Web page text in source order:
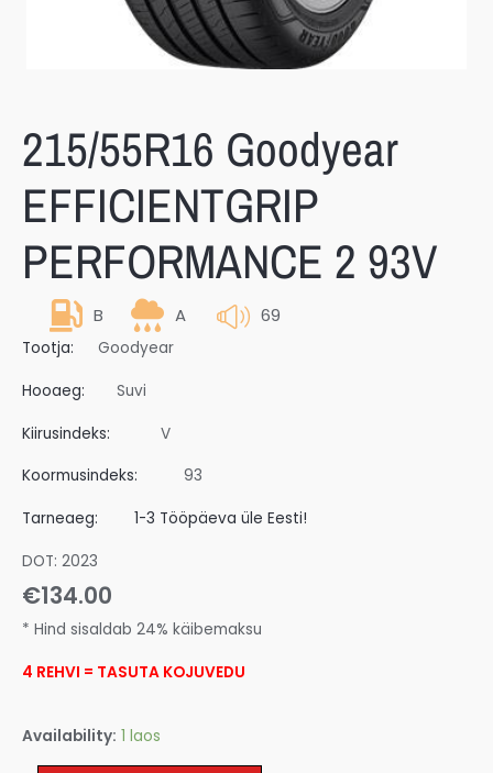
215/55R16 Goodyear
EFFICIENTGRIP
PERFORMANCE 2 93V
B A 69
Tootja: Goodyear
Hooaeg: Suvi
Kiirusindeks: V
Koormusindeks: 93
Tarneaeg: 1-3 Tööpäeva üle Eesti!
DOT: 2023
€134.00
* Hind sisaldab 24% käibemaksu
4 REHVI = TASUTA KOJUVEDU
Availability: 1 laos